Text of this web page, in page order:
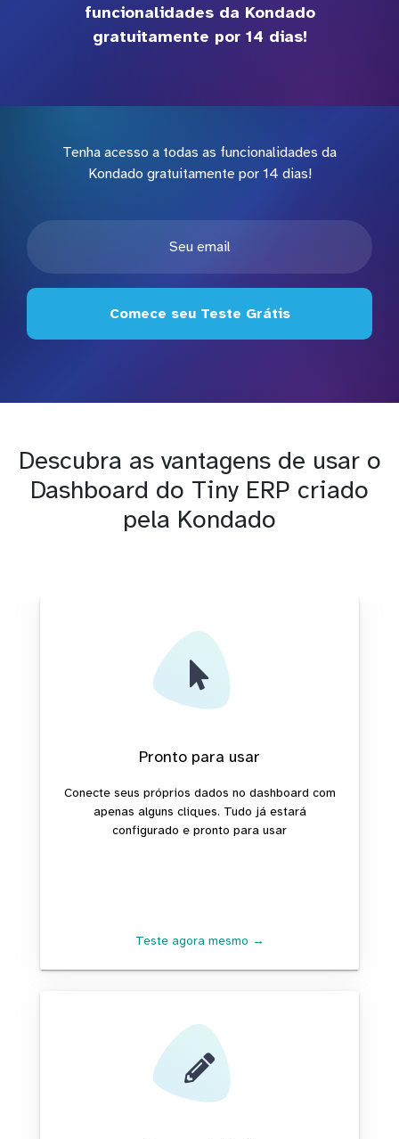
funcionalidades da Kondado
gratuitamente por 14 dias!
Tenha acesso a todas as funcionalidades da
Kondado gratuitamente por 14 dias!
Comece seu Teste Grátis
Descubra as vantagens de usar o
Dashboard do Tiny ERP criado
pela Kondado
Pronto para usar
Conecte seus próprios dados no dashboard com
apenas alguns cliques. Tudo já estará
configurado e pronto para usar
Teste agora mesmo →